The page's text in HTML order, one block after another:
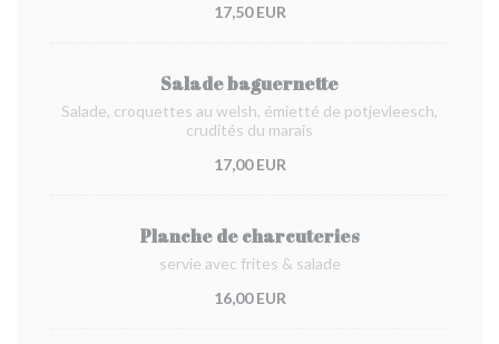
17,50 EUR
Salade baguernette
Salade, croquettes au welsh, émietté de potjevleesch,
crudités du marais
17,00 EUR
Planche de charcuteries
servie avec frites & salade
16,00 EUR